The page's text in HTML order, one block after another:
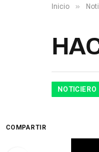
Inicio »
NOTICIERO
COMPARTIR